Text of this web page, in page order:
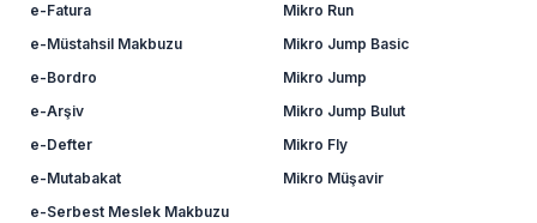
e-Fatura
e-Müstahsil Makbuzu
e-Bordro
e-Arşiv
e-Defter
e-Mutabakat
e-Serbest Meslek Makbuzu
Mikro Run
Mikro Jump Basic
Mikro Jump
Mikro Jump Bulut
Mikro Fly
Mikro Müşavir